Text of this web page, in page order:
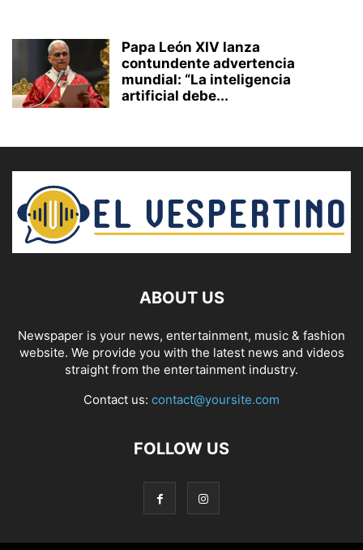
Papa León XIV lanza
contundente advertencia
mundial: “La inteligencia
artificial debe...
ABOUT US
Newspaper is your news, entertainment, music & fashion
website. We provide you with the latest news and videos
straight from the entertainment industry.
Contact us: contact@yoursite.com
FOLLOW US